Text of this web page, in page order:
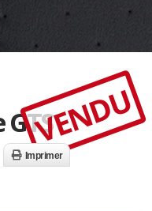
VENDU
Imprimer